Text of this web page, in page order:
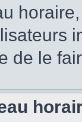
de le